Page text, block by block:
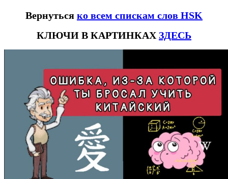
Вернуться ко всем спискам слов HSK
КЛЮЧИ В КАРТИНКАХ ЗДЕСЬ